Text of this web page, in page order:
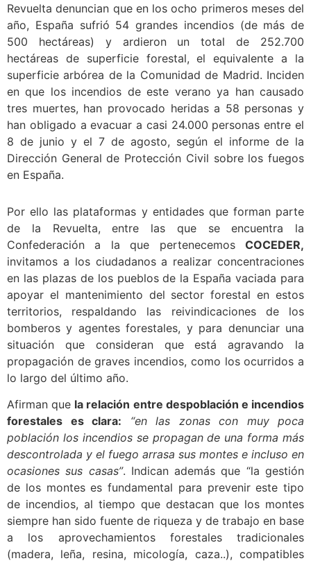
Revuelta denuncian que en los ocho primeros meses del
año, España sufrió 54 grandes incendios (de más de
500 hectáreas) y ardieron un total de 252.700
hectáreas de superficie forestal, el equivalente a la
superficie arbórea de la Comunidad de Madrid. Inciden
en que los incendios de este verano ya han causado
tres muertes, han provocado heridas a 58 personas y
han obligado a evacuar a casi 24.000 personas entre el
8 de junio y el 7 de agosto, según el informe de la
Dirección General de Protección Civil sobre los fuegos
en España.
Por ello las plataformas y entidades que forman parte
de la Revuelta, entre las que se encuentra la
Confederación a la que pertenecemos COCEDER,
invitamos a los ciudadanos a realizar concentraciones
en las plazas de los pueblos de la España vaciada para
apoyar el mantenimiento del sector forestal en estos
territorios, respaldando las reivindicaciones de los
bomberos y agentes forestales, y para denunciar una
situación que consideran que está agravando la
propagación de graves incendios, como los ocurridos a
lo largo del último año.
Afirman que la relación entre despoblación e incendios
forestales es clara:
“en las zonas con muy poca
población los incendios se propagan de una forma más
descontrolada y el fuego arrasa sus montes e incluso en
ocasiones sus casas”. Indican además que “la gestión
de los montes es fundamental para prevenir este tipo
de incendios, al tiempo que destacan que los montes
siempre han sido fuente de riqueza y de trabajo en base
a los aprovechamientos forestales tradicionales
(madera, leña, resina, micología, caza..), compatibles